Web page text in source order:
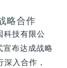
略合作
科技有限公
宣布达成战略
入合作，